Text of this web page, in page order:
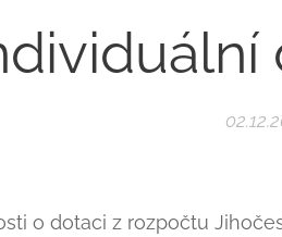
o dotaci z rozpočtu